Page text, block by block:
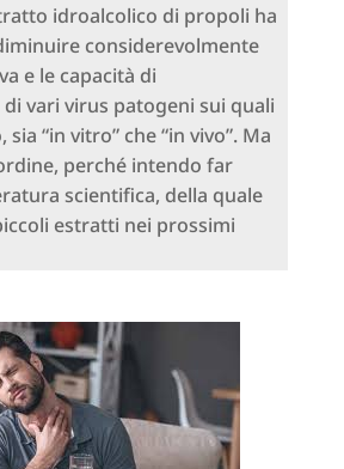
idroalcolico di propoli ha
considerevolmente
e le capacità di
vari virus patogeni sui quali
“in vitro” che “in vivo”. Ma
perché intendo far
scientifica, della quale
estratti nei prossimi